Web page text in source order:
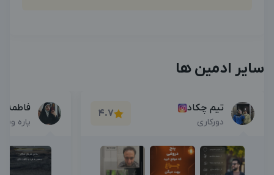
سایر ادمین ها
تیم چکاد
دورکاری
4.7 فاطمه
پاره